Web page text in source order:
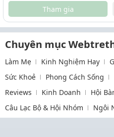
Tham gia
Chuyên mục
Làm Mẹ Kinh Nghiệm Hay
Sức Khoẻ
Phong Cách Sống
Reviews
Kinh Doanh Hội
Câu Lạc Bộ & Hội Nhóm
Ngôi